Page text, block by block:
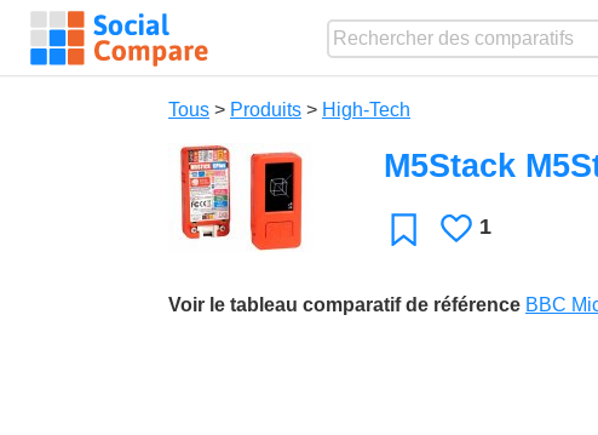
Tous > Produits > High-Tech
M5Stack
Favori J'aime
1
Voir le tableau comparatif de référence BBC